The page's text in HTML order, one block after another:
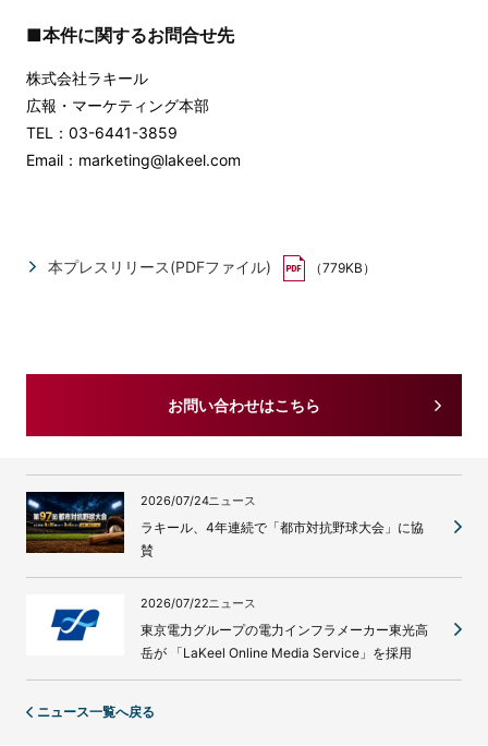
■本件に関するお問合せ先
株式会社ラキール
広報・マーケティング本部
TEL：03-6441-3859
Email：marketing@lakeel.com
本プレスリリース(PDFファイル) （779KB）
お問い合わせはこちら
2026/07/24ニュース
ラキール、4年連続で「都市対抗野球大会」に協
賛
2026/07/22ニュース
東京電力グループの電力インフラメーカー東光高
岳が 「LaKeel Online Media Service」を採用
ニュース一覧へ戻る